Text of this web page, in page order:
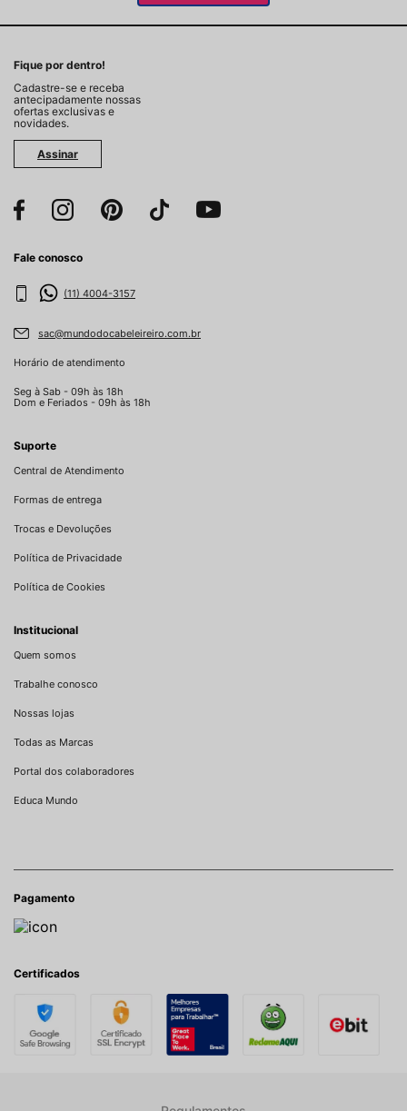
Fique por dentro!
Cadastre-se e receba
antecipadamente nossas
ofertas exclusivas e
novidades.
Assinar
Fale conosco
(11) 4004-3157
sac@mundodocabeleireiro.com.br
Horário de atendimento
Seg à Sab - 09h às 18h
Dom e Feriados - 09h às 18h
Suporte
Central de Atendimento
Formas de entrega
Trocas e Devoluções
Política de Privacidade
Política de Cookies
Institucional
Quem somos
Trabalhe conosco
Nossas lojas
Todas as Marcas
Portal dos colaboradores
Educa Mundo
Pagamento
Certificados